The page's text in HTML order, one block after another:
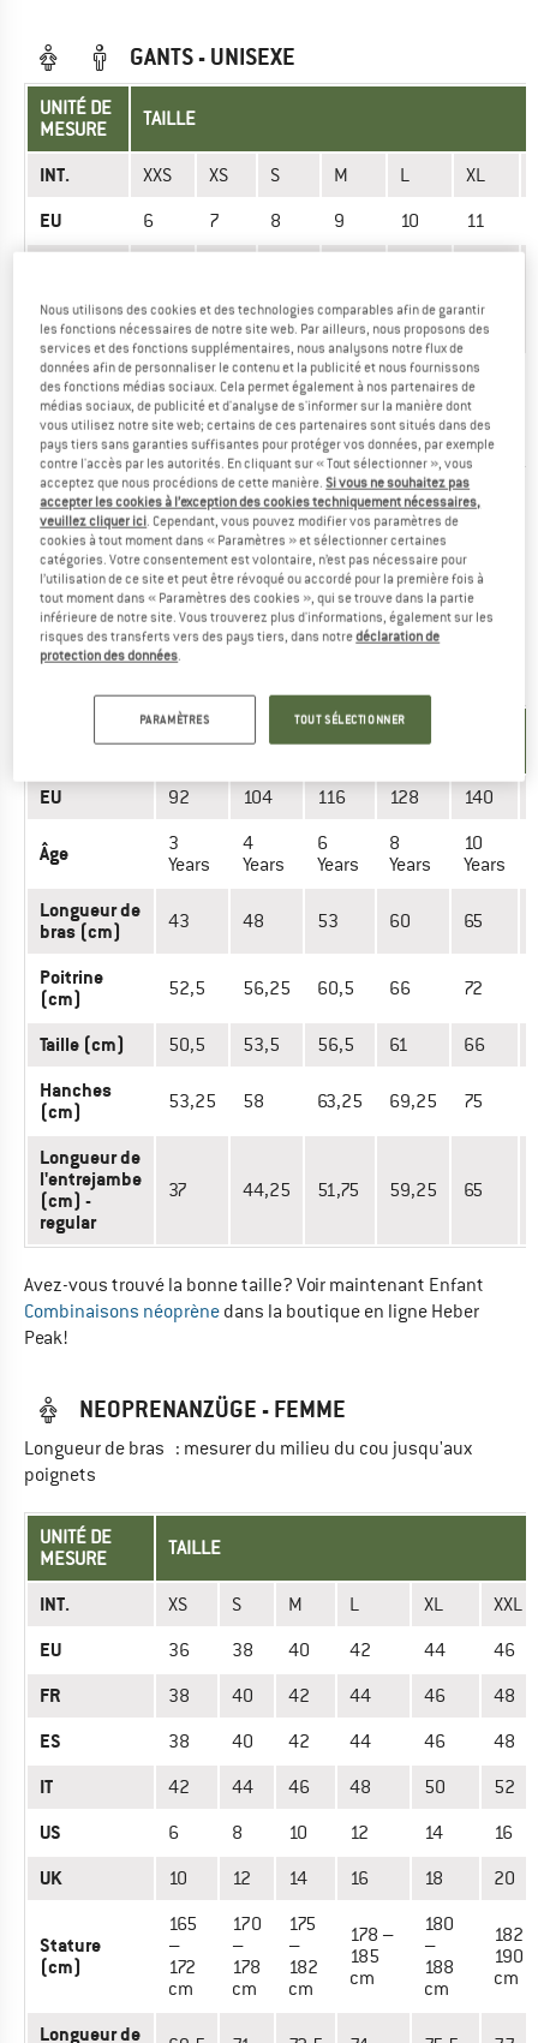
GANTS - UNISEXE
UNITÉ DE
MESURE
TAILLE
INT. XXS XS S M L XL
EU 6 7 8 9 10 11
main
(cm)
17,2
17,8
18,4
19,0
19,6
20,2
Largeur
de la
main
(cm)
7,0-
8,0
7,5-
8,5
8,0-
9,0
8,5-
9,5
9,0-
10,0
9,5-
10,5
Avez-vous trouvé la bonne taille? Voir maintenant Unisexe
Gantsdans la boutique en ligne Heber Peak!
NEOPRENANZÜGE - ENFANT
Longueur de bras : mesurer du milieu du cou jusqu'aux
poignets
MESURE
TAILLE
EU 92 104 116 128 140
Âge
3
Years
4
Years
6
Years
8
Years
10
Years
Longueur de
bras (cm)
43 48 53 60 65
Poitrine
(cm)
52,5 56,25 60,5 66 72
Taille (cm) 50,5 53,5 56,5 61 66
Hanches
(cm)
53,25 58 63,25 69,25 75
Longueur de
l'entrejambe
(cm) -
regular
37 44,25 51,75 59,25 65
Avez-vous trouvé la bonne taille? Voir maintenant Enfant
Combinaisons néoprène dans la boutique en ligne Heber
Peak!
NEOPRENANZÜGE - FEMME
Longueur de bras : mesurer du milieu du cou jusqu'aux
poignets
UNITÉ DE
MESURE
TAILLE
INT. XS S M L XL XXL
EU 36 38 40 42 44 46
FR 38 40 42 44 46 48
ES 38 40 42 44 46 48
IT 42 44 46 48 50 52
US 6 8 10 12 14 16
UK 10 12 14 16 18 20
Stature
(cm)
165
–
172
cm
170
–
178
cm
175
–
182
cm
178 –
185
cm
180
–
188
cm
182 –
190
cm
Longueur de
Nous utilisons des cookies et des technologies comparables afin de garantir
les fonctions nécessaires de notre site web. Par ailleurs, nous proposons des
services et des fonctions supplémentaires, nous analysons notre flux de
données afin de personnaliser le contenu et la publicité et nous fournissons
des fonctions médias sociaux. Cela permet également à nos partenaires de
médias sociaux, de publicité et d'analyse de s'informer sur la manière dont
vous utilisez notre site web; certains de ces partenaires sont situés dans des
pays tiers sans garanties suffisantes pour protéger vos données, par exemple
contre l'accès par les autorités. En cliquant sur « Tout sélectionner », vous
acceptez que nous procédions de cette manière.Si vous ne souhaitez pas
accepter les cookies à l’exception des cookies techniquement nécessaires,
veuillez cliquer ici. Cependant, vous pouvez modifier vos paramètres de
cookies à tout moment dans « Paramètres » et sélectionner certaines
catégories. Votre consentement est volontaire, n’est pas nécessaire pour
l’utilisation de ce site et peut être révoqué ou accordé pour la première fois à
tout moment dans « Paramètres des cookies », qui se trouve dans la partie
inférieure de notre site. Vous trouverez plus d'informations, également sur les
risques des transferts vers des pays tiers, dans notredéclaration de
protection des données.
PARAMÈTRES TOUT SÉLECTIONNER